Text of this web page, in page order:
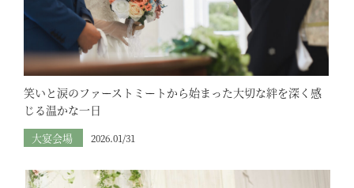
笑いと涙のファーストミートから始まった大切な絆を深く感
じる温かな一日
大宴会場 2026.01/31